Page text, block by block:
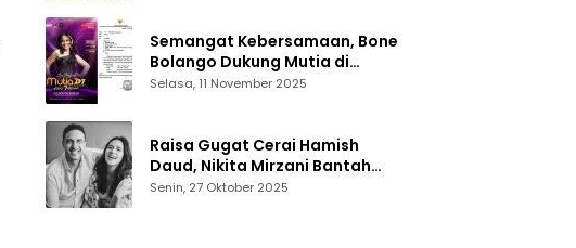
Semangat Kebersamaan, Bone
Bolango Dukung Mutia di
Panggung Dangdut Academy 7
Selasa, 11 November 2025
Raisa Gugat Cerai Hamish
Daud, Nikita Mirzani Bantah
Peras Reza Gladys
Senin, 27 Oktober 2025